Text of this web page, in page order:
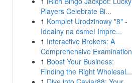
Players Celebrate Bi...
1 Komplet Urodzinowy "8" -
Idealny na ósme! Impre...
1 Interactive Brokers: A
Comprehensive Examination
1 Boost Your Business:
Finding the Right Wholesal...